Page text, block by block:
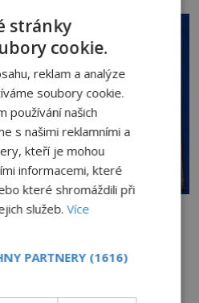
nebo jde jen o fascinující
kodexu: Ukrývá
tajnou šifru, nebo
stránky
cookie.
reklam a analýze
soubory cookie.
používání našich
s našimi reklamními a
kteří je mohou
informacemi, které
které shromáždili při
služeb.Více
PARTNERY (1616)